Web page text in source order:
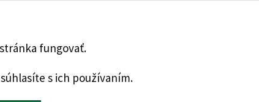
fungovať.
s ich používaním.